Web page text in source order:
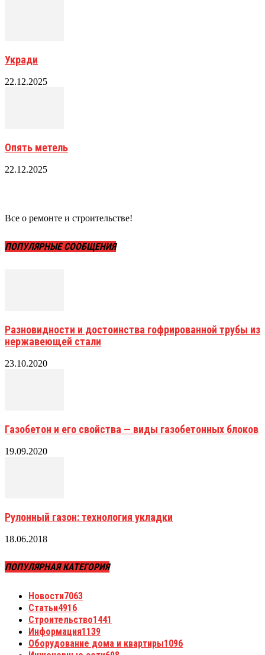
Укради
22.12.2025
Опять метель
22.12.2025
Все о ремонте и строительстве!
ПОПУЛЯРНЫЕ СООБЩЕНИЯ
Разновидности и достоинства гофрированной трубы из
нержавеющей стали
23.10.2020
Газобетон и его свойства — виды газобетонных блоков
19.09.2020
Рулонный газон: технология укладки
18.06.2018
ПОПУЛЯРНАЯ КАТЕГОРИЯ
Новости7063
Статьи4916
Строительство1441
Информация1139
Оборудование дома и квартиры1096